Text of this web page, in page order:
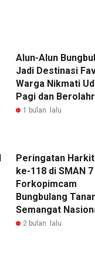
Alun-Alun
Jadi Destinasi
Warga Nikmati
Pagi dan
1 bulan lalu
Peringatan
ke-118 di SMAN
Forkopimcam
Bungbulang
Semangat
2 bulan lalu